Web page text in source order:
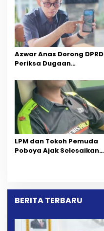
Azwar Anas Dorong DPRD
Periksa Dugaan
Wilayah Tambang PT
CPM
LPM dan Tokoh Pemuda
Poboya Ajak Selesaikan
BERITA TERBARU